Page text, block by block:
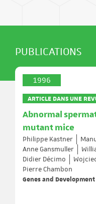
PUBLICATIONS
1996
ARTICLE DANS UNE
Abnormal
mutant mice
Philippe Kastner
Anne Gansmuller
Didier Décimo
Pierre Chambon
Genes and